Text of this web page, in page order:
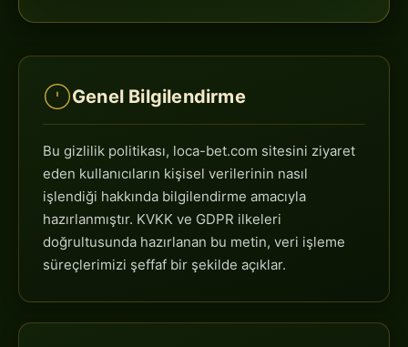
Genel Bilgilendirme
Bu gizlilik politikası, loca-bet.com sitesini ziyaret
eden kullanıcıların kişisel verilerinin nasıl
işlendiği hakkında bilgilendirme amacıyla
hazırlanmıştır. KVKK ve GDPR ilkeleri
doğrultusunda hazırlanan bu metin, veri işleme
süreçlerimizi şeffaf bir şekilde açıklar.